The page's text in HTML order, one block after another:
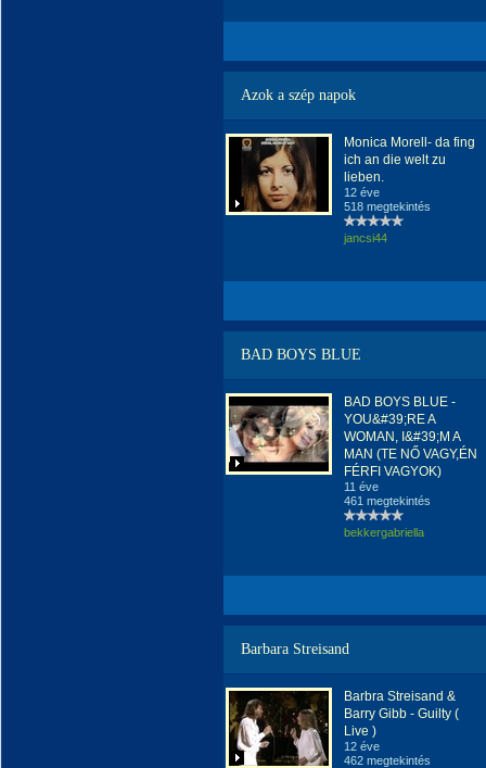
Azok a szép napok
Monica Morell- da fing
ich an die welt zu
lieben.
12 éve
518 megtekintés
jancsi44
BAD BOYS BLUE
BAD BOYS BLUE -
YOU&#39;RE A
WOMAN, I&#39;M A
MAN (TE NŐ VAGY,ÉN
FÉRFI VAGYOK)
11 éve
461 megtekintés
bekkergabriella
Barbara Streisand
Barbra Streisand &
Barry Gibb - Guilty (
Live )
12 éve
462 megtekintés